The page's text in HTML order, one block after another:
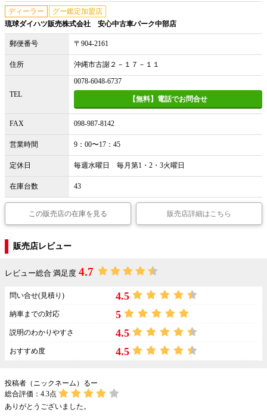
ディーラー
グー鑑定加盟店
琉球ダイハツ販売株式会社 安心中古車パーク中部店
郵便番号 〒904-2161
住所 沖縄市古謝２－１７－１１
TEL
0078-6048-6737
【無料】電話でお問合せ
FAX 098-987-8142
営業時間 9：00〜17：45
定休日 毎週水曜日 毎月第1・2・3火曜日
在庫台数 43
この販売店の在庫を見る 販売店詳細はこちら
販売店レビュー
レビュー総合 満足度 4.7
問い合せ(見積り) 4.5
納車までの対応 5
説明のわかりやすさ 4.5
おすすめ度 4.5
投稿者（ニックネーム）るー
総合評価： 4.3点
ありがとうございました。